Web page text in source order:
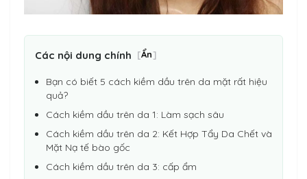
Các nội dung chính [Ẩn]
Bạn có biết 5 cách kiềm dầu trên da mặt rất hiệu
quả?
Cách kiềm dầu trên da 1: Làm sạch sâu
Cách kiềm dầu trên da 2: Kết Hợp Tẩy Da Chết và
Mặt Nạ tế bào gốc
Cách kiềm dầu trên da 3: cấp ẩm